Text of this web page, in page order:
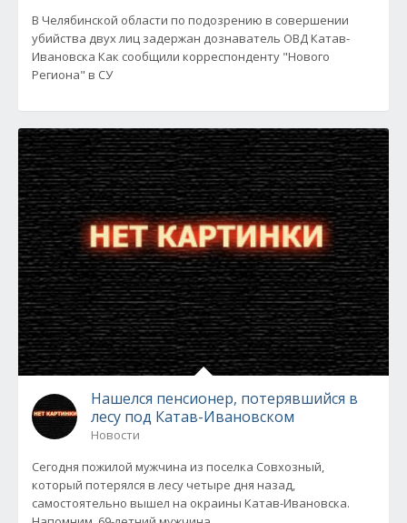
В Челябинской области по подозрению в совершении
убийства двух лиц задержан дознаватель ОВД Катав-
Ивановска Как сообщили корреспонденту "Нового
Региона" в СУ
Нашелся пенсионер, потерявшийся в
лесу под Катав-Ивановском
Новости
Сегодня пожилой мужчина из поселка Совхозный,
который потерялся в лесу четыре дня назад,
самостоятельно вышел на окраины Катав-Ивановска.